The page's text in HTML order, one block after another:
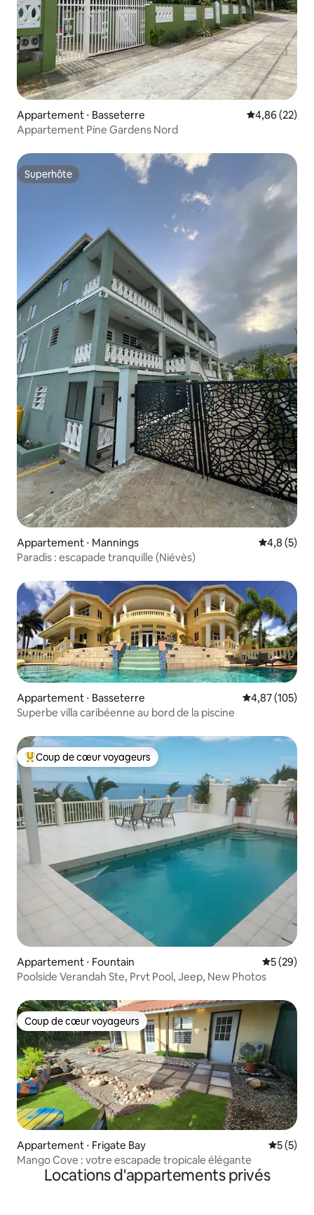
Appartement ⋅ Basseterre Évaluation
4,86 (22)
Appartement Pine Gardens Nord
Superhôte
Superhôte
Appartement ⋅ Mannings Évaluation
4,8 (5)
Paradis : escapade tranquille (Niévès)
Appartement ⋅ Basseterre Évaluation
4,87 (105)
Superbe villa caribéenne au bord de la piscine
Coups de cœur voyageurs les plus appréciés
Coup de cœur voyageurs
Appartement ⋅ Fountain
5 (29)
Poolside Verandah Ste, Prvt Pool, Jeep, New Photos
Coup de cœur voyageurs
Coup de cœur voyageurs
Appartement ⋅ Frigate Bay
5 (5)
Mango Cove : votre escapade tropicale élégante
Locations d'appartements privés